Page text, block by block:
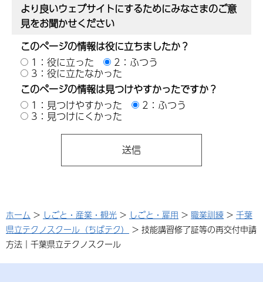
より良いウェブサイトにするためにみなさまのご意
見をお聞かせください
このページの情報は役に立ちましたか？
1：役に立った
2：ふつう
3：役に立たなかった
このページの情報は見つけやすかったですか？
1：見つけやすかった
2：ふつう
3：見つけにくかった
ホーム > しごと・産業・観光 > しごと・雇用 > 職業訓練 > 千葉
県立テクノスクール（ちばテク）
> 技能講習修了証等の再交付申請
方法｜千葉県立テクノスクール